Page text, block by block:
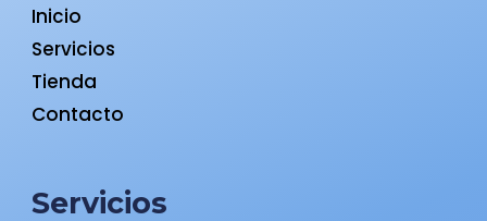
Inicio
Servicios
Tienda
Contacto
Servicios